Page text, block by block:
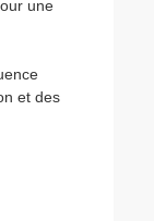
une
et des